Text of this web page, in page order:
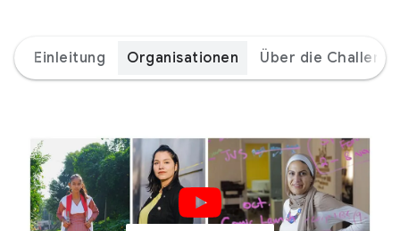
Einleitung Organisationen Über die Challenge